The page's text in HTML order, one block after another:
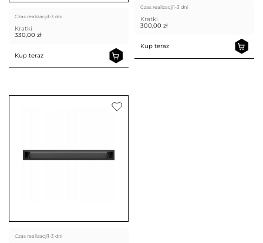
Czas realizacji1-3 dni
Kratki
330,00 zł
Kup teraz
Czas realizacji1-3 dni
Kratki
300,00 zł
Kup teraz
Czas realizacji1-3 dni